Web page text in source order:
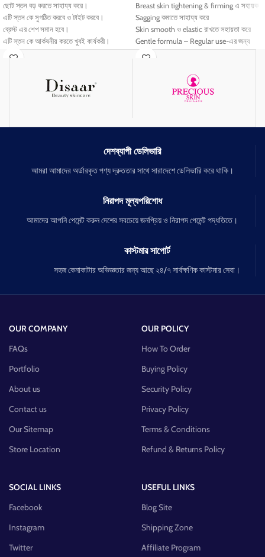
ছোট স্তন বড় করতে সাহায্য করে।
এটি স্তন কে সুগঠিত করবে ও টাইট করবে।
ব্রেস্ট এর শেপ সমান হবে।
এটি স্তন কে আর্কষনীয় করতে খুবই কার্যকরী।
সব বয়সী মেয়েরা ইউজ করতে পারেন।
Breast skin tightening & firming এ সহায়ক
Sagging কমাতে সাহায্য করে
Skin smooth ও elastic রাখতে সহায়তা করে
Gentle formula – Regular use-এর জন্য
উপযোগী
দেশব্যাপী ডেলিভারি
আমরা আমাদের অর্ডারকৃত পণ্য দ্রুততার সাথে সারাদেশে ডেলিভারি করে থাকি।
নিরাপদ মূল্যপরিশোধ
আমাদের আপনি পেমেন্ট করুন দেশের সবচেয়ে জনপ্রিয় ও নিরাপদ পেমেন্ট পদ্ধতিতে।
কাস্টমার সাপোর্ট
সহজ কেনাকাটার অভিজ্ঞতার জন্য আছে ২৪/৭ সার্বক্ষণিক কাস্টমার সেবা।
OUR COMPANY
FAQs
Portfolio
About us
Contact us
Our Sitemap
Store Location
OUR POLICY
How To Order
Buying Policy
Security Policy
Privacy Policy
Terms & Conditions
Refund & Returns Policy
SOCIAL LINKS
Facebook
Instagram
Twitter
USEFUL LINKS
Blog Site
Shipping Zone
Affiliate Program